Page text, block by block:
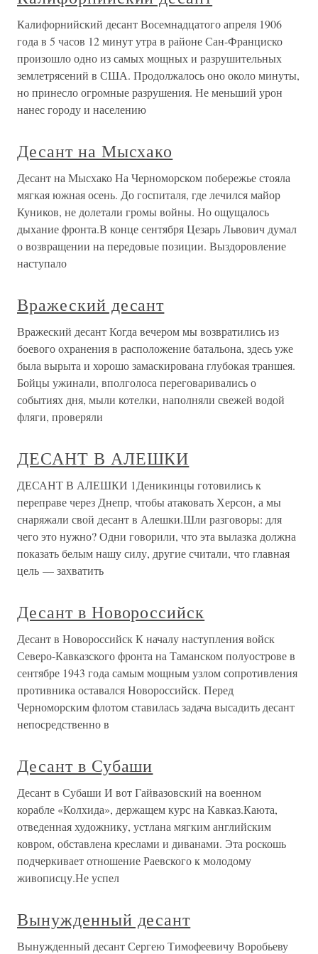
Калифорнийский десант Восемнадцатого апреля 1906
года в 5 часов 12 минут утра в районе Сан-Франциско
произошло одно из самых мощных и разрушительных
землетрясений в США. Продолжалось оно около минуты,
но принесло огромные разрушения. Не меньший урон
нанес городу и населению
Десант на Мысхако
Десант на Мысхако На Черноморском побережье стояла
мягкая южная осень. До госпиталя, где лечился майор
Куников, не долетали громы войны. Но ощущалось
дыхание фронта.В конце сентября Цезарь Львович думал
о возвращении на передовые позиции. Выздоровление
наступало
Вражеский десант
Вражеский десант Когда вечером мы возвратились из
боевого охранения в расположение батальона, здесь уже
была вырыта и хорошо замаскирована глубокая траншея.
Бойцы ужинали, вполголоса переговаривались о
событиях дня, мыли котелки, наполняли свежей водой
фляги, проверяли
ДЕСАНТ В АЛЕШКИ
ДЕСАНТ В АЛЕШКИ 1Деникинцы готовились к
переправе через Днепр, чтобы атаковать Херсон, а мы
снаряжали свой десант в Алешки.Шли разговоры: для
чего это нужно? Одни говорили, что эта вылазка должна
показать белым нашу силу, другие считали, что главная
цель — захватить
Десант в Новороссийск
Десант в Новороссийск К началу наступления войск
Северо-Кавказского фронта на Таманском полуострове в
сентябре 1943 года самым мощным узлом сопротивления
противника оставался Новороссийск. Перед
Черноморским флотом ставилась задача высадить десант
непосредственно в
Десант в Субаши
Десант в Субаши И вот Гайвазовский на военном
корабле «Колхида», держащем курс на Кавказ.Каюта,
отведенная художнику, устлана мягким английским
ковром, обставлена креслами и диванами. Эта роскошь
подчеркивает отношение Раевского к молодому
живописцу.Не успел
Вынужденный десант
Вынужденный десант Сергею Тимофеевичу Воробьеву